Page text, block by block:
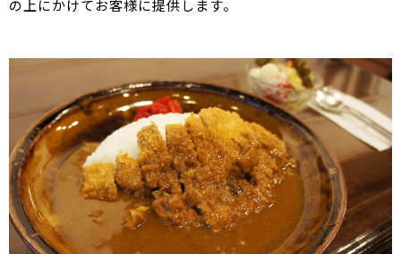
の上にかけてお客様に提供します。